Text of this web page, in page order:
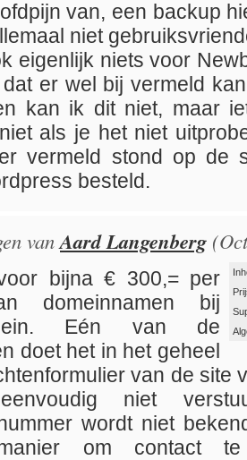
van, een backup
niet
eigenlijk niets voor
er wel bij vermeld
kan ik dit niet, maar
als je het niet
vermeld stond op de
besteld.
vanAard Langenberg
bijna € 300,= per
domeinnamen bij
Eén van de
doet het in het geheel
van de site
niet
wordt niet
om contact